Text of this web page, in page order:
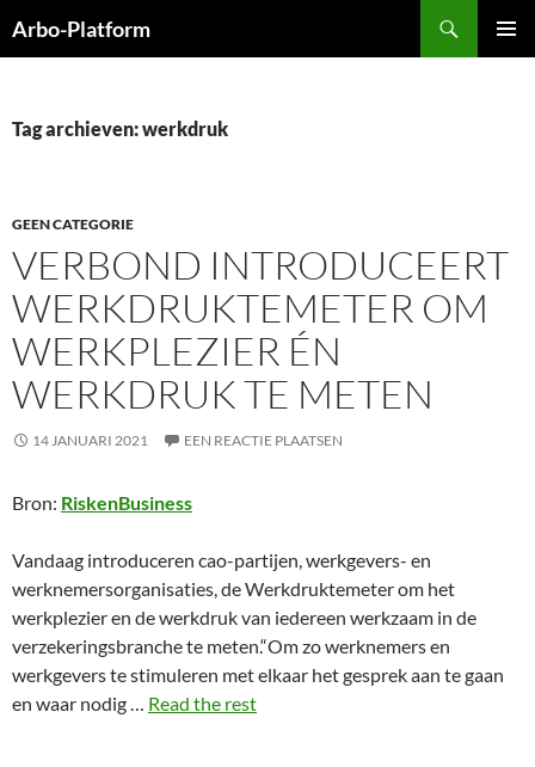
naar
Arbo-Platform
Tag archieven: werkdruk
GEEN CATEGORIE
VERBOND INTRODUCEERT
WERKDRUKTEMETER OM
WERKPLEZIER ÉN
WERKDRUK TE METEN
14 JANUARI 2021 EEN REACTIE PLAATSEN
Bron: RiskenBusiness
Vandaag introduceren cao-partijen, werkgevers- en
werknemersorganisaties, de Werkdruktemeter om het
werkplezier en de werkdruk van iedereen werkzaam in de
verzekeringsbranche te meten.“Om zo werknemers en
werkgevers te stimuleren met elkaar het gesprek aan te gaan
en waar nodig … Read the rest